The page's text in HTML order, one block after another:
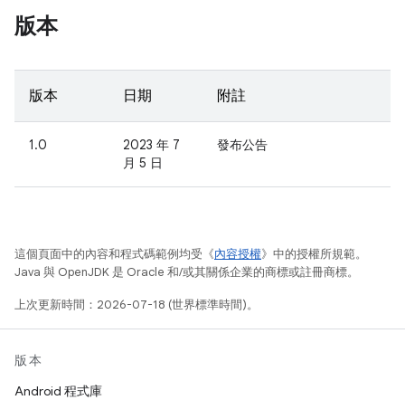
版本
版本 日期 附註
1.0
2023 年 7
月 5 日
發布公告
這個頁面中的內容和程式碼範例均受《內容授權》中的授權所規範。
Java 與 OpenJDK 是 Oracle 和/或其關係企業的商標或註冊商標。
上次更新時間：2026-07-18 (世界標準時間)。
版本
Android 程式庫